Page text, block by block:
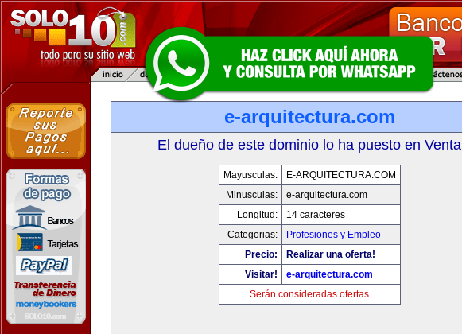
e-arquitectura.com
El dueño de este dominio lo ha puesto en Venta
Mayusculas:
E-ARQUITECTURA.COM
Minusculas:
e-arquitectura.com
Longitud:
14 caracteres
Categorias:
Profesiones y Empleo
Precio:
Realizar una oferta!
Visitar!
e-arquitectura.com
Serán consideradas ofertas